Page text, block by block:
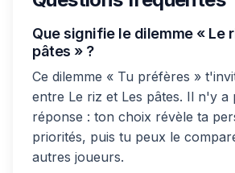
Que signifie le dilemme « Le
pâtes » ?
Ce dilemme « Tu préfères »
entre Le riz et Les pâtes. Il n'y a
réponse : ton choix révèle ta
priorités, puis tu peux le
autres joueurs.